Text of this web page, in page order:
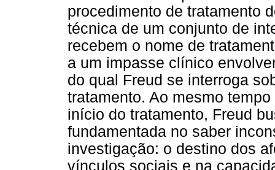
procedimento de tratamento
técnica de um conjunto de
recebem o nome de
a um impasse clínico
do qual Freud se interroga
tratamento. Ao mesmo
início do tratamento, Freud
fundamentada no saber
investigação: o destino dos
vínculos sociais e na